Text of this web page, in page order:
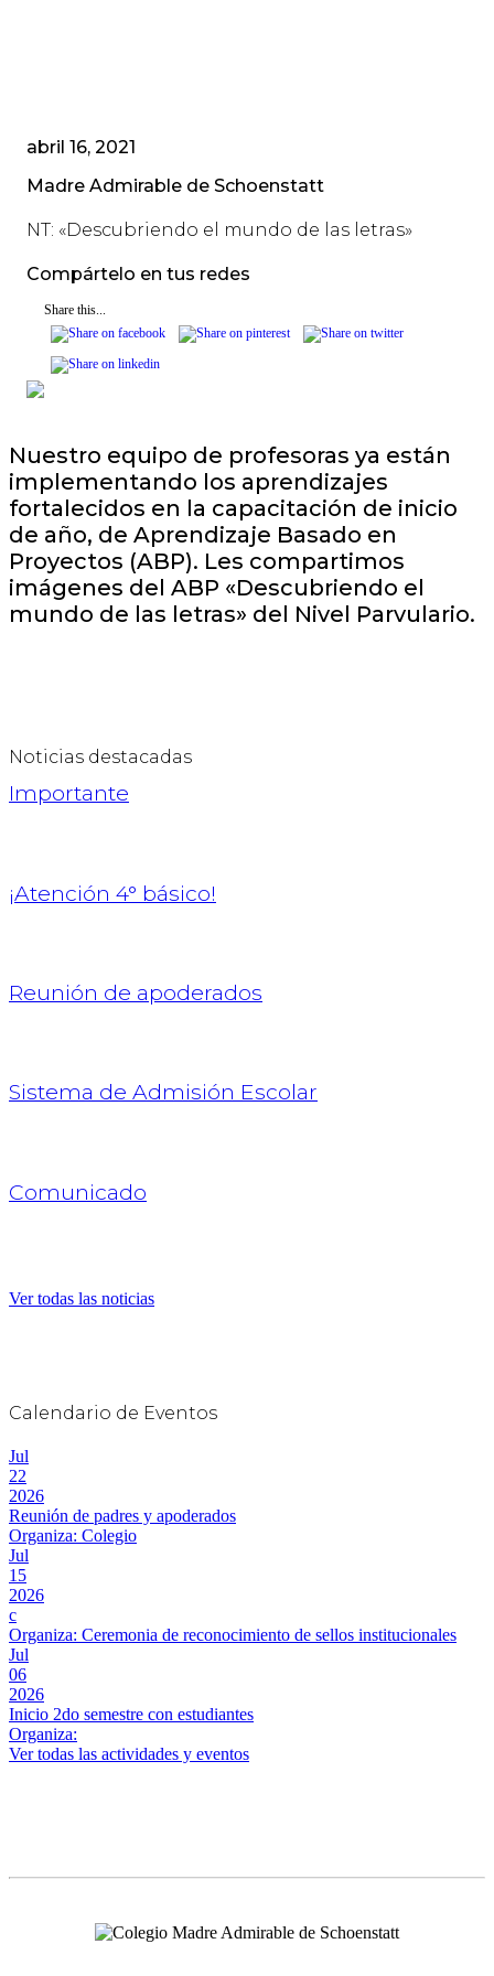
abril 16, 2021
Madre Admirable de Schoenstatt
NT: «Descubriendo el mundo de las letras»
Compártelo en tus redes
Share this...
Nuestro equipo de profesoras ya están
implementando los aprendizajes
fortalecidos en la capacitación de inicio
de año, de Aprendizaje Basado en
Proyectos (ABP). Les compartimos
imágenes del ABP «Descubriendo el
mundo de las letras» del Nivel Parvulario.
Noticias destacadas
Importante
¡Atención 4° básico!
Reunión de apoderados
Sistema de Admisión Escolar
Comunicado
Ver todas las noticias
Calendario de Eventos
Jul
22
2026
Reunión de padres y apoderados
Organiza: Colegio
Jul
15
2026
c
Organiza: Ceremonia de reconocimiento de sellos institucionales
Jul
06
2026
Inicio 2do semestre con estudiantes
Organiza:
Ver todas las actividades y eventos